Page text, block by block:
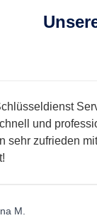
und
zufrieden mit
M.